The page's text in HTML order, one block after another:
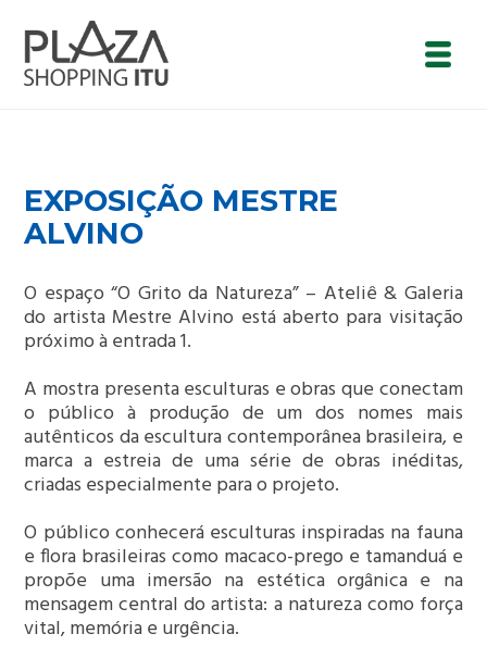
EXPOSIÇÃO MESTRE
ALVINO
O espaço “O Grito da Natureza” – Ateliê & Galeria
do artista Mestre Alvino está aberto para visitação
próximo à entrada 1.
A mostra presenta esculturas e obras que conectam
o público à produção de um dos nomes mais
autênticos da escultura contemporânea brasileira, e
marca a estreia de uma série de obras inéditas,
criadas especialmente para o projeto.
O público conhecerá esculturas inspiradas na fauna
e flora brasileiras como macaco-prego e tamanduá e
propõe uma imersão na estética orgânica e na
mensagem central do artista: a natureza como força
vital, memória e urgência.